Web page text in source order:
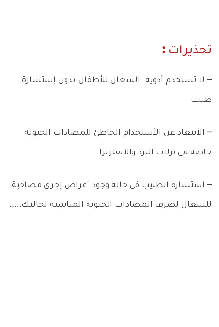
تحذيرات :
– لا تستخدم أدوية السعال للأطفال بدون إستشارة
طبيب
– الأبتعاد عن الأستخدام الخاطئ للمضادات الحيوية
خاصة فى نزلات البرد والأنفلونزا
– استشارة الطبيب فى حالة وجود أعراض إخرى مصاحبة
للسعال لصرف المضادات الحيويه المناسبة لحالتك…..